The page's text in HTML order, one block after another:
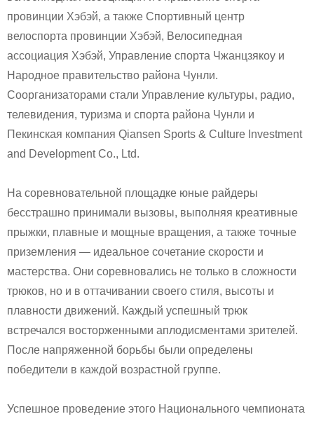
провинции Хэбэй, а также Спортивный центр
велоспорта провинции Хэбэй, Велосипедная
ассоциация Хэбэй, Управление спорта Чжанцзякоу и
Народное правительство района Чунли.
Соорганизаторами стали Управление культуры, радио,
телевидения, туризма и спорта района Чунли и
Пекинская компания Qiansen Sports & Culture Investment
and Development Co., Ltd.
На соревновательной площадке юные райдеры
бесстрашно принимали вызовы, выполняя креативные
прыжки, плавные и мощные вращения, а также точные
приземления — идеальное сочетание скорости и
мастерства. Они соревновались не только в сложности
трюков, но и в оттачивании своего стиля, высоты и
плавности движений. Каждый успешный трюк
встречался восторженными аплодисментами зрителей.
После напряженной борьбы были определены
победители в каждой возрастной группе.
Успешное проведение этого Национального чемпионата